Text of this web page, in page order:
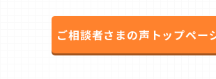
ご相談者さまの声トップペー